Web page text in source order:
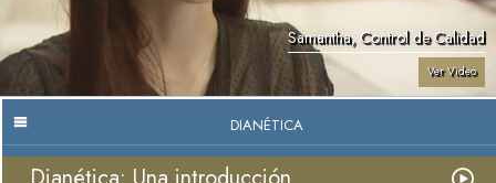
Samantha, Control de Calidad
Ver Video
DIANÉTICA